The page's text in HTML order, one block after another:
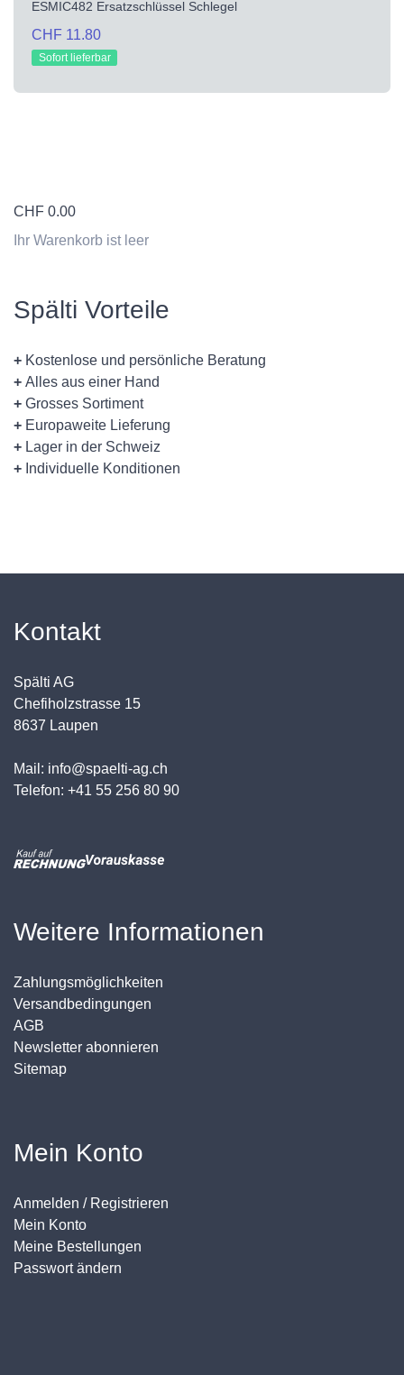
ESMIC482 Ersatzschlüssel Schlegel
CHF 11.80
Sofort lieferbar
CHF 0.00
Ihr Warenkorb ist leer
Spälti Vorteile
+ Kostenlose und persönliche Beratung
+ Alles aus einer Hand
+ Grosses Sortiment
+ Europaweite Lieferung
+ Lager in der Schweiz
+ Individuelle Konditionen
Kontakt
Spälti AG
Chefiholzstrasse 15
8637 Laupen
Mail: info@spaelti-ag.ch
Telefon: +41 55 256 80 90
Weitere Informationen
Zahlungsmöglichkeiten
Versandbedingungen
AGB
Newsletter abonnieren
Sitemap
Mein Konto
Anmelden / Registrieren
Mein Konto
Meine Bestellungen
Passwort ändern